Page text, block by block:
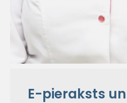
E-pieraksts un